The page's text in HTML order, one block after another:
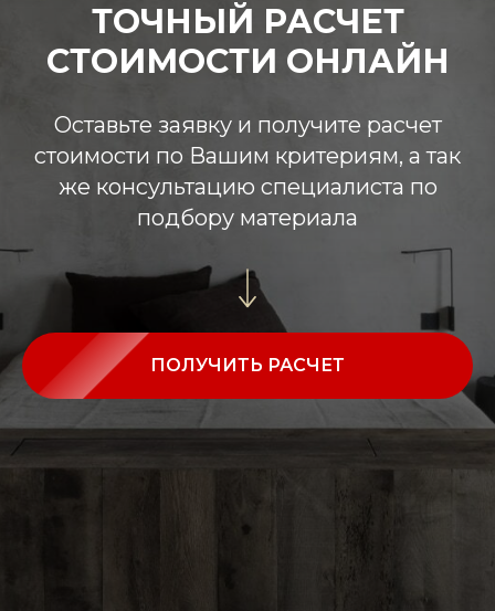
ТОЧНЫЙ РАСЧЕТ
СТОИМОСТИ ОНЛАЙН
Оставьте заявку и получите расчет
стоимости по Вашим критериям, а так
же консультацию специалиста по
подбору материала
ПОЛУЧИТЬ РАСЧЕТ